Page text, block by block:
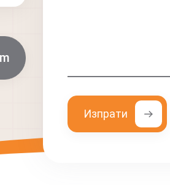
Изпрати